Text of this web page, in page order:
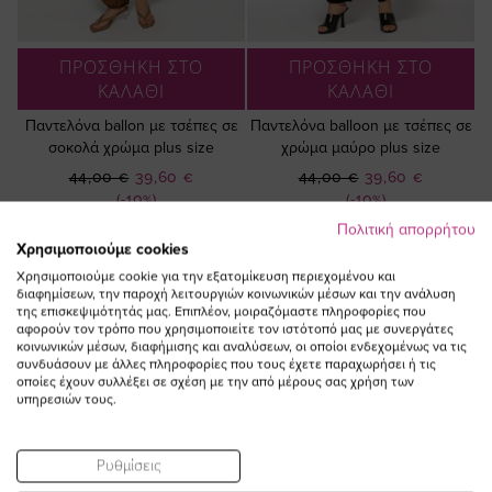
ΠΡΟΣΘΗΚΗ ΣΤΟ
ΚΑΛΑΘΙ
Παντελόνα ballon με τσέπες σε
σοκολά χρώμα plus size
(-10%)
Ειδική
Τιμή
39,60 €
44,00 €
ΠΡΟΣΘΗΚΗ ΣΤΟ
ΚΑΛΑΘΙ
Παντελόνα balloon με τσέπες σε
χρώμα μαύρο plus size
(-10%)
Ειδική
Τιμή
39,60 €
44,00 €
Πολιτική απορρήτου
Χρησιμοποιούμε cookies
Χρησιμοποιούμε cookie για την εξατομίκευση περιεχομένου και
διαφημίσεων, την παροχή λειτουργιών κοινωνικών μέσων και την ανάλυση
της επισκεψιμότητάς μας. Επιπλέον, μοιραζόμαστε πληροφορίες που
αφορούν τον τρόπο που χρησιμοποιείτε τον ιστότοπό μας με συνεργάτες
κοινωνικών μέσων, διαφήμισης και αναλύσεων, οι οποίοι ενδεχομένως να τις
συνδυάσουν με άλλες πληροφορίες που τους έχετε παραχωρήσει ή τις
οποίες έχουν συλλέξει σε σχέση με την από μέρους σας χρήση των
υπηρεσιών τους.
Ρυθμίσεις